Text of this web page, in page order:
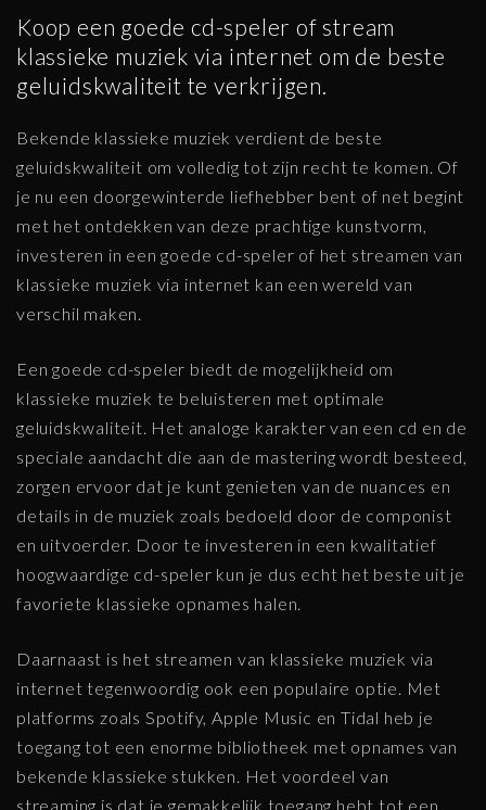
Koop een goede cd-speler of stream
klassieke muziek via internet om de beste
geluidskwaliteit te verkrijgen.
Bekende klassieke muziek verdient de beste
geluidskwaliteit om volledig tot zijn recht te komen. Of
je nu een doorgewinterde liefhebber bent of net begint
met het ontdekken van deze prachtige kunstvorm,
investeren in een goede cd-speler of het streamen van
klassieke muziek via internet kan een wereld van
verschil maken.
Een goede cd-speler biedt de mogelijkheid om
klassieke muziek te beluisteren met optimale
geluidskwaliteit. Het analoge karakter van een cd en de
speciale aandacht die aan de mastering wordt besteed,
zorgen ervoor dat je kunt genieten van de nuances en
details in de muziek zoals bedoeld door de componist
en uitvoerder. Door te investeren in een kwalitatief
hoogwaardige cd-speler kun je dus echt het beste uit je
favoriete klassieke opnames halen.
Daarnaast is het streamen van klassieke muziek via
internet tegenwoordig ook een populaire optie. Met
platforms zoals Spotify, Apple Music en Tidal heb je
toegang tot een enorme bibliotheek met opnames van
bekende klassieke stukken. Het voordeel van
streaming is dat je gemakkelijk toegang hebt tot een